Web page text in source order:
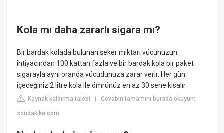
Kola mı daha zararlı sigara mı?
Bir bardak kolada bulunan şeker miktarı vücunuzun
ihtiyacından 100 kattan fazla ve bir bardak kola bir paket
sıgarayla aynı oranda vücudunuza zarar verir. Her gün
içeceğiniz 2 litre kola ile ömrünüz en az 30 sene kısalır.
Kaynak kaldırma talebi |Cevabın tamamını burada okuyun:
sondakika.com